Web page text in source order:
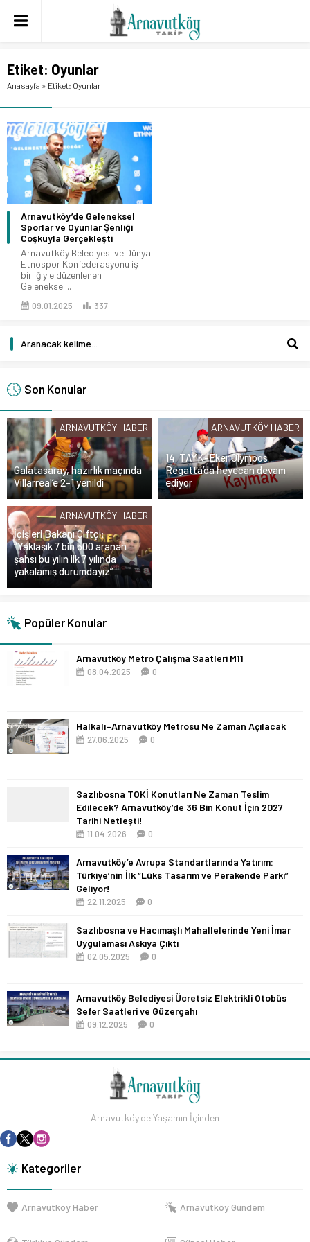
Etiket: Oyunlar
Anasayfa » Etiket: Oyunlar
Arnavutköy’de Geleneksel
Sporlar ve Oyunlar Şenliği
Coşkuyla Gerçekleşti
Arnavutköy Belediyesi ve Dünya
Etnospor Konfederasyonu iş
birliğiyle düzenlenen
Geleneksel...
09.01.2025 337
Son Konular
ARNAVUTKÖY HABER
Galatasaray, hazırlık maçında
Villarreal’e 2-1 yenildi
ARNAVUTKÖY HABER
14. TAYK-Eker Olympos
Regatta’da heyecan devam
ediyor
ARNAVUTKÖY HABER
İçişleri Bakanı Çiftçi:
“Yaklaşık 7 bin 500 aranan
şahsı bu yılın ilk 7 yılında
yakalamış durumdayız”
Popüler Konular
Arnavutköy Metro Çalışma Saatleri M11
08.04.2025 0
Halkalı–Arnavutköy Metrosu Ne Zaman Açılacak
27.06.2025 0
Sazlıbosna TOKİ Konutları Ne Zaman Teslim
Edilecek? Arnavutköy’de 36 Bin Konut İçin 2027
Tarihi Netleşti!
11.04.2026 0
Arnavutköy’e Avrupa Standartlarında Yatırım:
Türkiye’nin İlk “Lüks Tasarım ve Perakende Parkı”
Geliyor!
22.11.2025 0
Sazlıbosna ve Hacımaşlı Mahallelerinde Yeni İmar
Uygulaması Askıya Çıktı
02.05.2025 0
Arnavutköy Belediyesi Ücretsiz Elektrikli Otobüs
Sefer Saatleri ve Güzergahı
09.12.2025 0
Arnavutköy'de Yaşamın İçinden
Kategoriler
Arnavutköy Haber Arnavutköy Gündem